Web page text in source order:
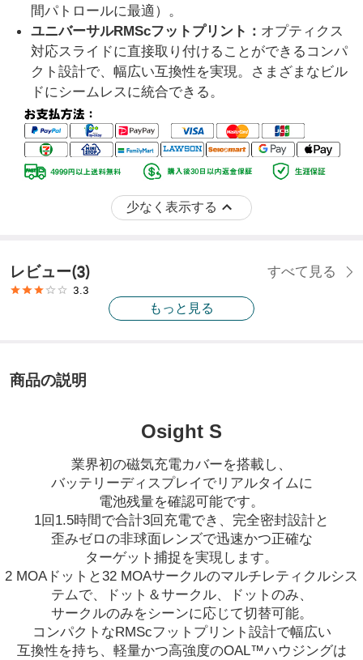
間パトロールに最適）。
ユニバーサルRMScフットプリント： オプティクス
対応スライドに直接取り付けることができるコンパ
クト設計で、幅広い互換性を実現。さまざまなビル
ドにシームレスに統合できる。
少なく表示する
レビュー(3) すべて見る
3.3
もっと見る
商品の説明
Osight S
業界初の磁気充電カバーを搭載し、
バッテリーディスプレイでリアルタイムに
電池残量を確認可能です。
1回 1.5時間で合計3回充電でき、 完全密封設計と
歪みゼロの非球面レンズで迅速かつ正確な
ターゲット捕捉を実現します。
2 MOA ドットと32 MOAサークルのマルチレティクルシス
テムで、ドット＆サークル、ドットのみ、
サークルのみをシーンに応じて切替可能。
コンパクトなRMScフットプリント設計で幅広い
互換性を持ち、 軽量かつ高強度のOAL™ハウジングは